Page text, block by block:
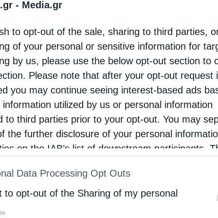
- Media.gr
to opt-out of the sale, sharing to third parties,
of your personal or sensitive information for
by us, please use the below opt-out section to
Please note that after your opt-out request
you may continue seeing interest-based ads
information utilized by us or personal information
to third parties prior to your opt-out. You may
the further disclosure of your personal
on the IAB’s list of downstream participants.
of Downstream Participantsthat may further
parties.
Data Processing Opt Outs
to opt-out of the Sharing of my personal
κομμένα 2 μέτριες πιπεριές 200 γρ.
(κονσέρβα) 2 ξερά κρεμμύδια 2 σκελίδες …